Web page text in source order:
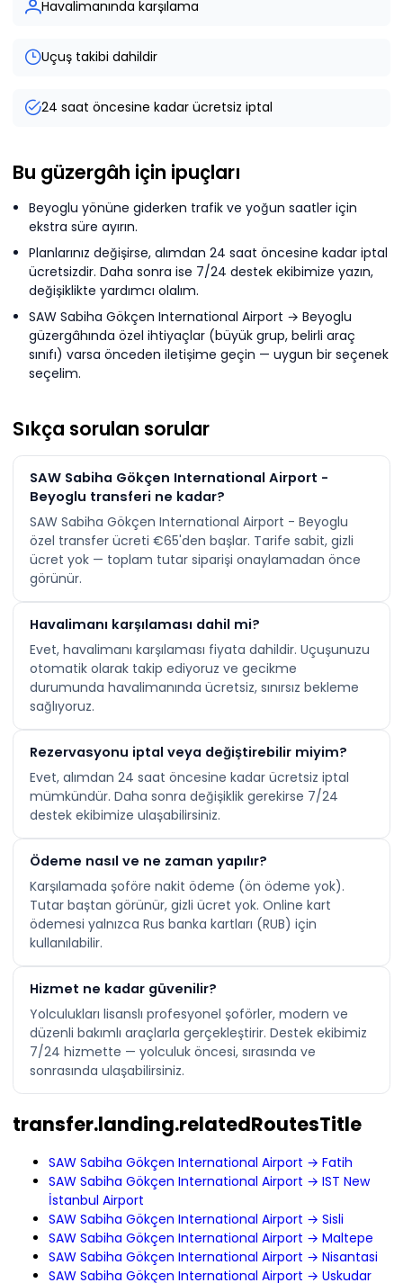
Havalimanında karşılama
Uçuş takibi dahildir
24 saat öncesine kadar ücretsiz iptal
Bu güzergâh için ipuçları
Beyoglu yönüne giderken trafik ve yoğun saatler için
ekstra süre ayırın.
Planlarınız değişirse, alımdan 24 saat öncesine kadar iptal
ücretsizdir. Daha sonra ise 7/24 destek ekibimize yazın,
değişiklikte yardımcı olalım.
SAW Sabiha Gökçen International Airport → Beyoglu
güzergâhında özel ihtiyaçlar (büyük grup, belirli araç
sınıfı) varsa önceden iletişime geçin — uygun bir seçenek
seçelim.
Sıkça sorulan sorular
SAW Sabiha Gökçen International Airport -
Beyoglu transferi ne kadar?
SAW Sabiha Gökçen International Airport - Beyoglu
özel transfer ücreti €65'den başlar. Tarife sabit, gizli
ücret yok — toplam tutar siparişi onaylamadan önce
görünür.
Havalimanı karşılaması dahil mi?
Evet, havalimanı karşılaması fiyata dahildir. Uçuşunuzu
otomatik olarak takip ediyoruz ve gecikme
durumunda havalimanında ücretsiz, sınırsız bekleme
sağlıyoruz.
Rezervasyonu iptal veya değiştirebilir miyim?
Evet, alımdan 24 saat öncesine kadar ücretsiz iptal
mümkündür. Daha sonra değişiklik gerekirse 7/24
destek ekibimize ulaşabilirsiniz.
Ödeme nasıl ve ne zaman yapılır?
Karşılamada şoföre nakit ödeme (ön ödeme yok).
Tutar baştan görünür, gizli ücret yok. Online kart
ödemesi yalnızca Rus banka kartları (RUB) için
kullanılabilir.
Hizmet ne kadar güvenilir?
Yolculukları lisanslı profesyonel şoförler, modern ve
düzenli bakımlı araçlarla gerçekleştirir. Destek ekibimiz
7/24 hizmette — yolculuk öncesi, sırasında ve
sonrasında ulaşabilirsiniz.
transfer.landing.relatedRoutesTitle
SAW Sabiha Gökçen International Airport → Fatih
SAW Sabiha Gökçen International Airport → IST New
İstanbul Airport
SAW Sabiha Gökçen International Airport → Sisli
SAW Sabiha Gökçen International Airport → Maltepe
SAW Sabiha Gökçen International Airport → Nisantasi
SAW Sabiha Gökçen International Airport → Uskudar